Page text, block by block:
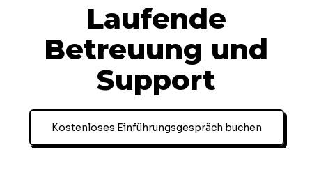
Laufende
Betreuung und
Support
Kostenloses Einführungsgespräch buchen